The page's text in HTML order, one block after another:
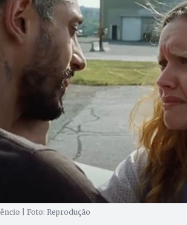
| Foto: Reprodução